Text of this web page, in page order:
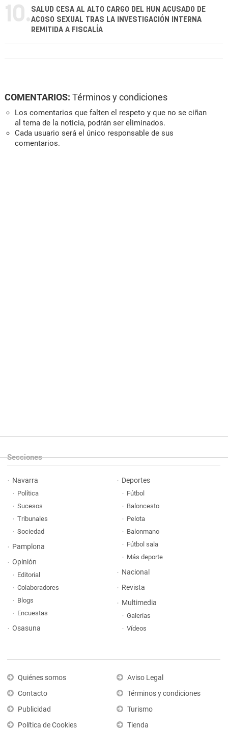
10. SALUD CESA AL ALTO CARGO DEL HUN ACUSADO DE
ACOSO SEXUAL TRAS LA INVESTIGACIÓN INTERNA
REMITIDA A FISCALÍA
COMENTARIOS: Términos y condiciones
Los comentarios que falten el respeto y que no se ciñan
al tema de la noticia, podrán ser eliminados.
Cada usuario será el único responsable de sus
comentarios.
Secciones
Navarra
Política
Sucesos
Tribunales
Sociedad
Pamplona
Opinión
Editorial
Colaboradores
Blogs
Encuestas
Osasuna
Deportes
Fútbol
Baloncesto
Pelota
Balonmano
Fútbol sala
Más deporte
Nacional
Revista
Multimedia
Galerías
Vídeos
Quiénes somos
Contacto
Publicidad
Política de Cookies
Aviso Legal
Términos y condiciones
Turismo
Tienda